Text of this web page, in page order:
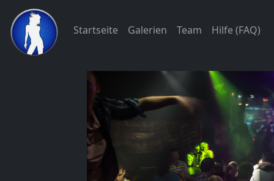
Startseite Galerien Team Hilfe (FAQ)